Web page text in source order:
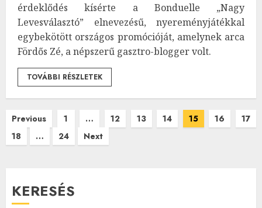
érdeklődés kísérte a Bonduelle „Nagy
Levesválasztó” elnevezésű, nyereményjátékkal
egybekötött országos promócióját, amelynek arca
Fördős Zé, a népszerű gasztro-blogger volt.
TOVÁBBI RÉSZLETEK
Bejegyzések
lapozása
Previous 1 … 12 13 14 15 16
17
18
… 24 Next
KERESÉS